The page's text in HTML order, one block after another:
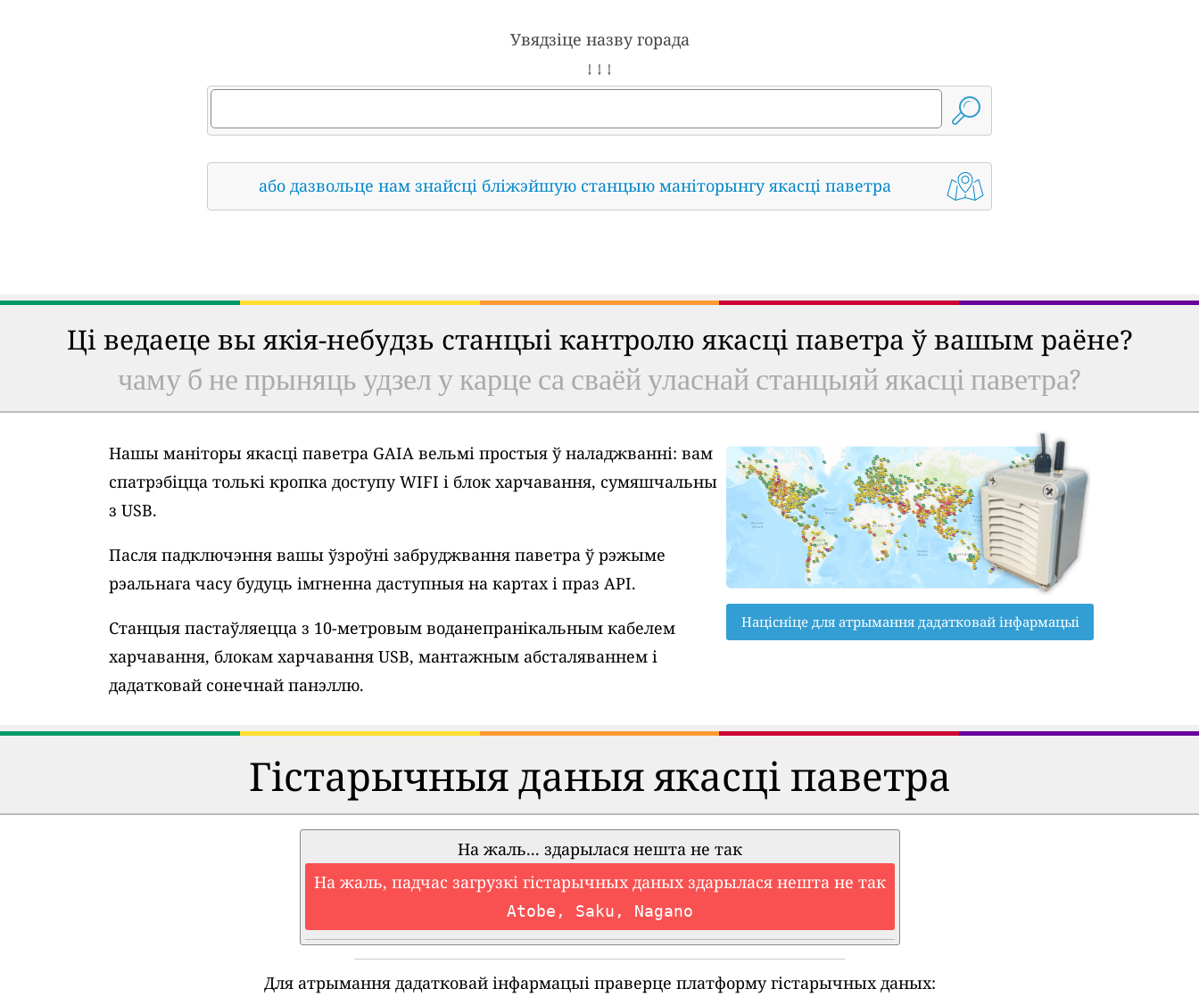
Увядзіце назву горада
↓ ↓ ↓
або дазвольце нам знайсці бліжэйшую станцыю маніторынгу якасці паветра
Ці ведаеце вы якія-небудзь станцыі кантролю якасці паветра ў вашым раёне?
чаму б не прыняць удзел у карце са сваёй уласнай станцыяй якасці паветра?
Нашы маніторы якасці паветра GAIA вельмі простыя ў наладжванні: вам
спатрэбіцца толькі кропка доступу WIFI і блок харчавання, сумяшчальны
з USB.
Пасля падключэння вашы ўзроўні забруджвання паветра ў рэжыме
рэальнага часу будуць імгненна даступныя на картах і праз API.
Станцыя пастаўляецца з 10-метровым воданепранікальным кабелем
харчавання, блокам харчавання USB, мантажным абсталяваннем і
дадатковай сонечнай панэллю.
Націсніце для атрымання дадатковай інфармацыі
Гістарычныя даныя якасці паветра
На жаль... здарылася нешта не так
На жаль, падчас загрузкі гістарычных даных здарылася нешта не так
Atobe, Saku, Nagano
Для атрымання дадатковай інфармацыі праверце платформу гістарычных даных: